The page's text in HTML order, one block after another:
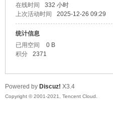
在线时间
332 小时
上次活动时间
2025-12-26 09:29
统计信息
已用空间
0 B
积分
2371
Powered by Discuz! X3.4
Copyright © 2001-2021, Tencent Cloud.